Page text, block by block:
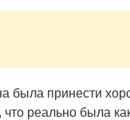
была принести
реально была